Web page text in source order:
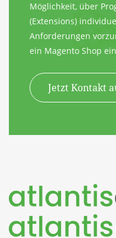
Möglichkeit, über
(Extensions)
Anforderungen
ein Magento Shop
Jetzt Kontakt